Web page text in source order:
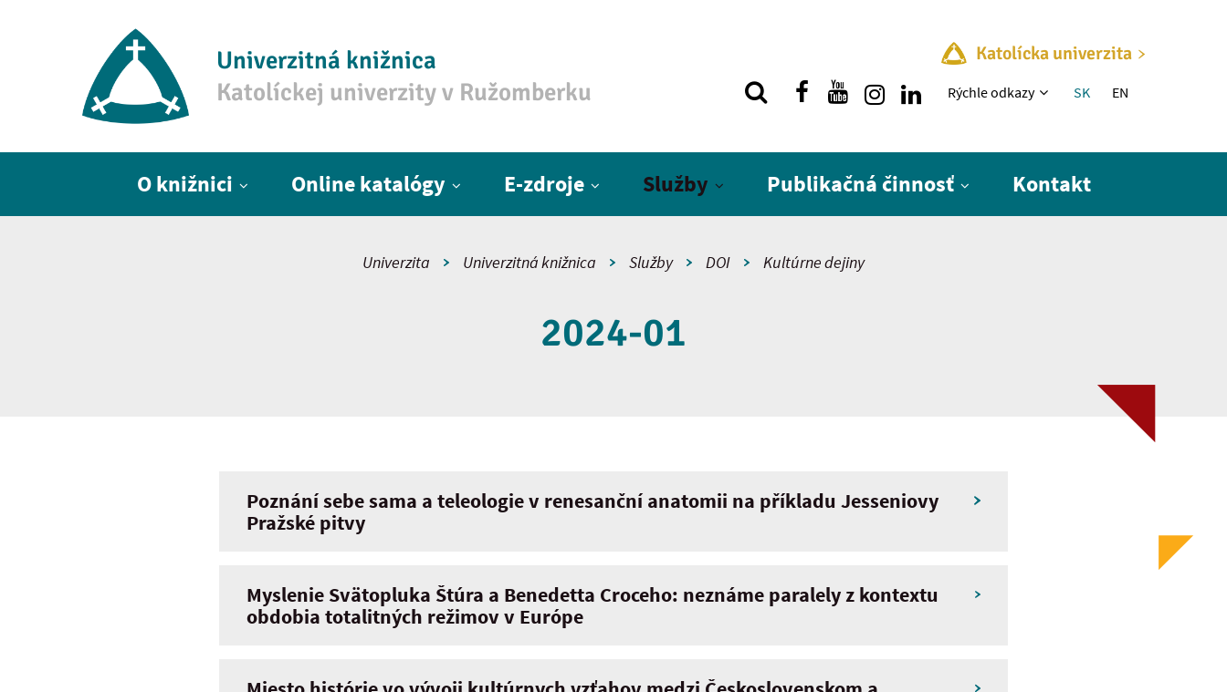
Univerzitná knižnica
Katolíckej univerzity v Ružomberku
Katolícka univerzita
Rýchle menu
Rýchle odkazy SK EN
O knižnici Online katalógy E-zdroje Služby Publikačná činnosť Kontakt
Univerzita Univerzitná knižnica Služby DOI Kultúrne dejiny
2024-01
Poznání sebe sama a teleologie v renesanční anatomii na příkladu Jesseniovy
Pražské pitvy
Myslenie Svätopluka Štúra a Benedetta Croceho: neznáme paralely z kontextu
obdobia totalitných režimov v Európe